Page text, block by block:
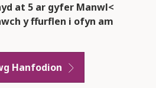
at 5 ar gyfer Manwl<
y ffurflen i ofyn am
Hanfodion